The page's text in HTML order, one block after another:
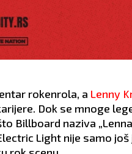
rokenrola, a Lenny
Dok se mnoge
Billboard naziva
Light nije samo još